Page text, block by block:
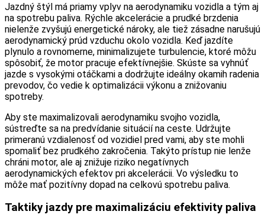
Jazdný štýl má priamy vplyv na aerodynamiku vozidla a tým aj
na spotrebu paliva. Rýchle akcelerácie a prudké brzdenia
nielenže zvyšujú energetické nároky, ale tiež zásadne narušujú
aerodynamický prúd vzduchu okolo vozidla. Keď jazdíte
plynulo a rovnomerne, minimalizujete turbulencie, ktoré môžu
spôsobiť, že motor pracuje efektívnejšie. Skúste sa vyhnúť
jazde s vysokými otáčkami a dodržujte ideálny okamih radenia
prevodov, čo vedie k optimalizácii výkonu a znižovaniu
spotreby.
Aby ste maximalizovali aerodynamiku svojho vozidla,
sústreďte sa na predvídanie situácií na ceste. Udržujte
primeranú vzdialenosť od vozidiel pred vami, aby ste mohli
spomaliť bez prudkého zakročenia. Takýto prístup nie lenže
chráni motor, ale aj znižuje riziko negatívnych
aerodynamických efektov pri akcelerácii. Vo výsledku to
môže mať pozitívny dopad na celkovú spotrebu paliva.
Taktiky jazdy pre maximalizáciu efektivity paliva